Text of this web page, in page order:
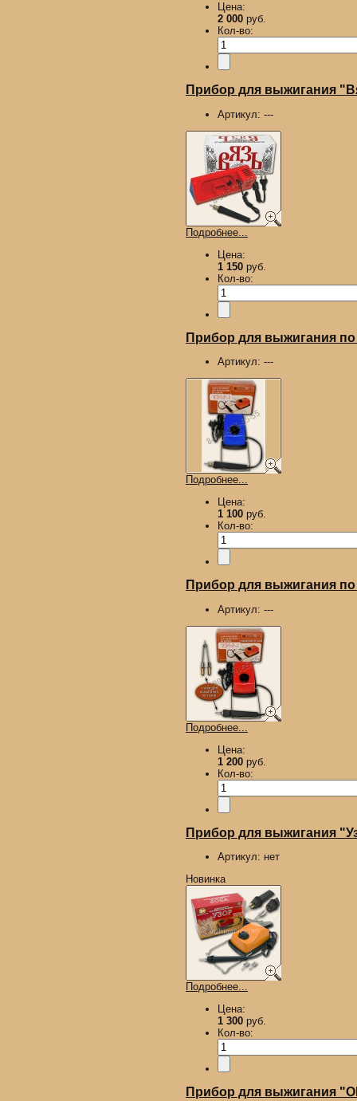
Цена:
2 000 руб.
Кол-во:
Прибор для выжигания
Артикул: ---
Подробнее...
Цена:
1 150 руб.
Кол-во:
Прибор для выжигания
Артикул: ---
Подробнее...
Цена:
1 100 руб.
Кол-во:
Прибор для выжигания
Артикул: ---
Подробнее...
Цена:
1 200 руб.
Кол-во:
Прибор для выжигания
Артикул: нет
Новинка
Подробнее...
Цена:
1 300 руб.
Кол-во:
Прибор для выжигания